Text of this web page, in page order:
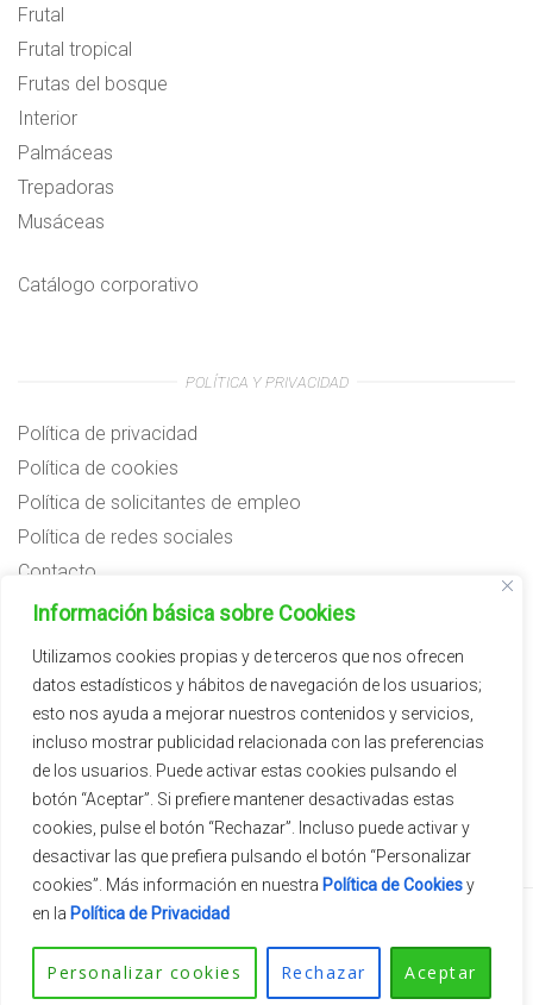
Información básica sobre Cookies
Utilizamos cookies propias y de terceros que nos ofrecen
datos estadísticos y hábitos de navegación de los usuarios;
esto nos ayuda a mejorar nuestros contenidos y servicios,
incluso mostrar publicidad relacionada con las preferencias
de los usuarios. Puede activar estas cookies pulsando el
botón “Aceptar”. Si prefiere mantener desactivadas estas
cookies, pulse el botón “Rechazar”. Incluso puede activar y
desactivar las que prefiera pulsando el botón “Personalizar
cookies”. Más información en nuestra Política de Cookiesy
en la Política de Privacidad
Personalizar cookies Rechazar Aceptar
Frutal
Frutal tropical
Frutas del bosque
Interior
Palmáceas
Trepadoras
Musáceas
Catálogo corporativo
POLÍTICA Y PRIVACIDAD
Política de privacidad
Política de cookies
Política de solicitantes de empleo
Política de redes sociales
Contacto
Preguntas frecuentes
Subvenciones
2026 © Vivercid. Tema deSiteOrigin